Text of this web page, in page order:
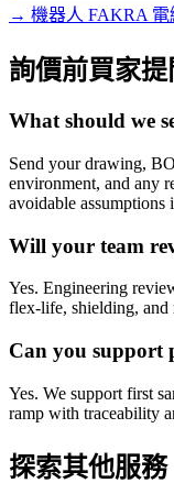
→ 機器人 FAKRA 電
詢價前買家提
What should we
Send your drawing,
environment, and any
avoidable assumptions
Will your team
Yes. Engineering
flex-life, shielding, and
Can you support
Yes. We support first
ramp with traceability
探索其他服務